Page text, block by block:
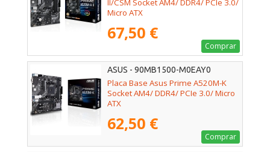
II/CSM Socket AM4/ DDR4/ PCIe 3.0/
Micro ATX
67,50 €
Comprar
ASUS - 90MB1500-M0EAY0
Placa Base Asus Prime A520M-K
Socket AM4/ DDR4/ PCIe 3.0/ Micro
ATX
62,50 €
Comprar